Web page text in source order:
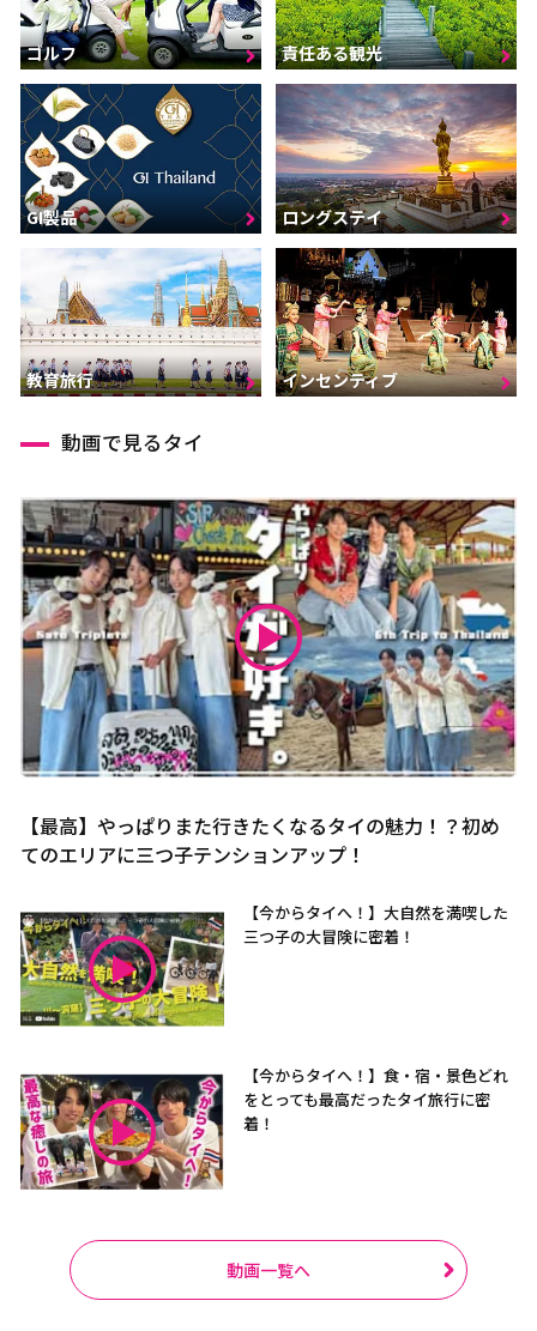
ゴルフ 責任ある観光
GI製品 ロングステイ
教育旅行 インセンティブ
動画で見るタイ
【最高】やっぱりまた行きたくなるタイの魅力！？初め
てのエリアに三つ子テンションアップ！
【今からタイへ！】大自然を満喫した
三つ子の大冒険に密着！
【今からタイへ！】食・宿・景色どれ
をとっても最高だったタイ旅行に密
着！
動画一覧へ